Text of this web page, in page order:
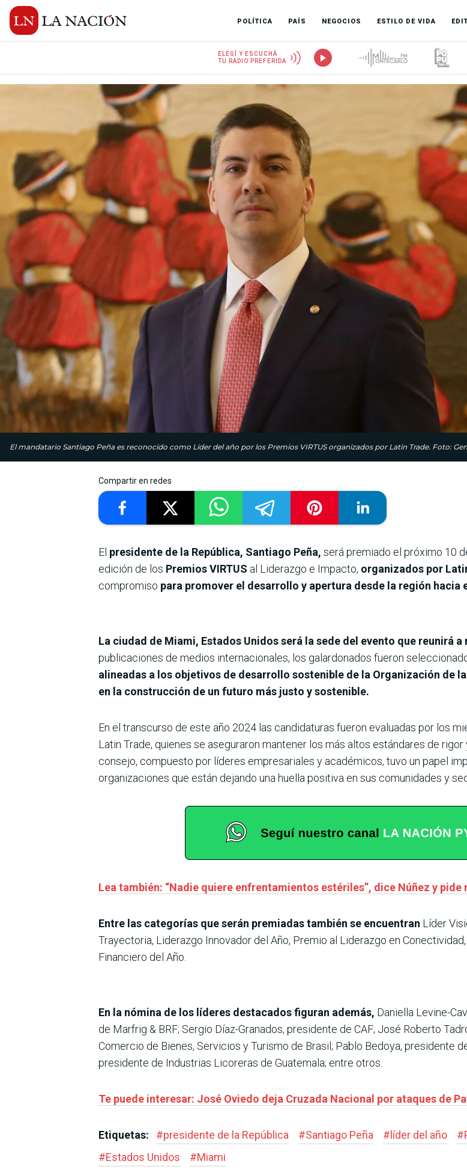
POLÍTICA PAÍS NEGOCIOS ESTILO DE VIDA
ELEGÍ Y ESCUCHÁ
TU RADIO PREFERIDA
El mandatario Santiago Peña es reconocido como Líder del año por los Premios VIRTUS organizados por Latin Trade. Foto:
Compartir en redes
El presidente de la República, Santiago Peña, será premiado el próximo 10
edición de los Premios VIRTUS al Liderazgo e Impacto, organizados por
compromiso para promover el desarrollo y apertura desde la región hacia
La ciudad de Miami, Estados Unidos será la sede del evento que reunirá
publicaciones de medios internacionales, los galardonados fueron
alineadas a los objetivos de desarrollo sostenible de la Organización de
en la construcción de un futuro más justo y sostenible.
En el transcurso de este año 2024 las candidaturas fueron evaluadas por los
Latin Trade, quienes se aseguraron mantener los más altos estándares de
consejo, compuesto por líderes empresariales y académicos, tuvo un papel
organizaciones que están dejando una huella positiva en sus comunidades y
Lea también: “Nadie quiere enfrentamientos estériles”, dice Núñez y pide
Entre las categorías que serán premiadas también se encuentran Líder
Trayectoria, Liderazgo Innovador del Año, Premio al Liderazgo en
Financiero del Año.
En la nómina de los líderes destacados figuran además, Daniella Levine-
de Marfrig & BRF; Sergio Díaz-Granados, presidente de CAF; José Roberto
Comercio de Bienes, Servicios y Turismo de Brasil; Pablo Bedoya, presidente
presidente de Industrias Licoreras de Guatemala; entre otros.
Te puede interesar: José Oviedo deja Cruzada Nacional por ataques de
Etiquetas: #presidente de la República #Santiago Peña #líder del año #
#Estados Unidos #Miami